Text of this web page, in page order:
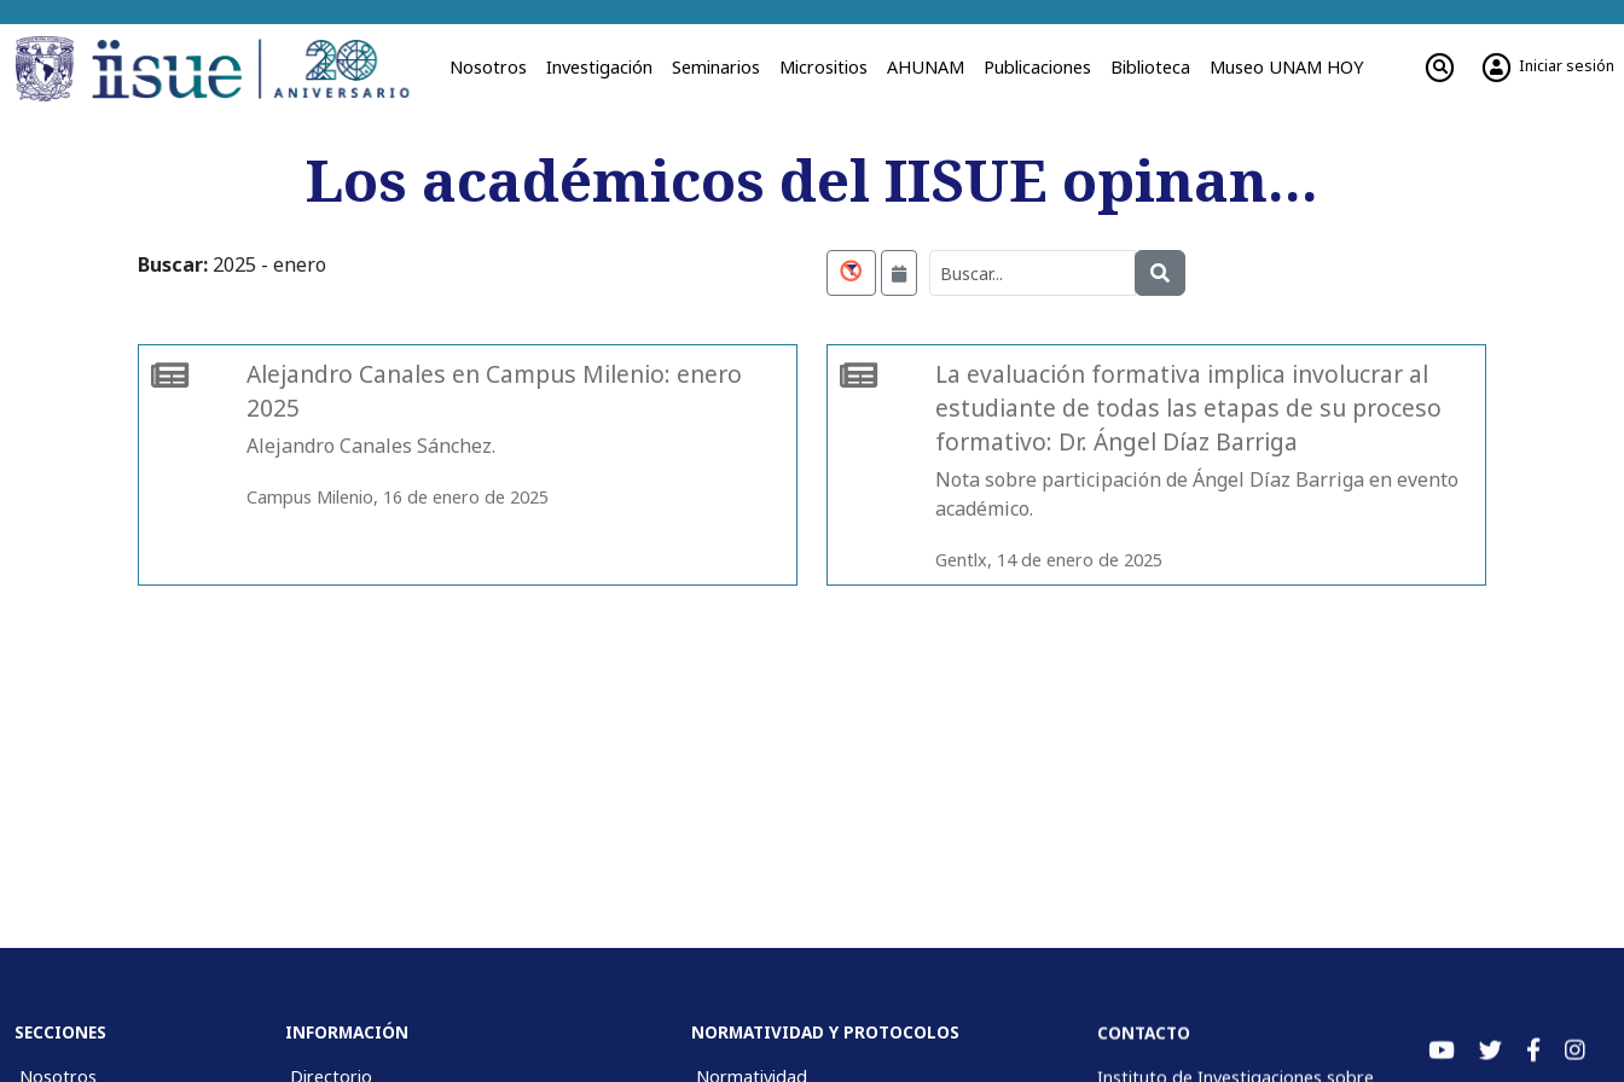
Nosotros Investigación Seminarios Micrositios AHUNAM Publicaciones Biblioteca Museo UNAM HOY Iniciar sesión
Los académicos del IISUE opinan...
Buscar: 2025 - enero
Alejandro Canales en Campus Milenio: enero
2025
Alejandro Canales Sánchez.
Campus Milenio, 16 de enero de 2025
La evaluación formativa implica involucrar al
estudiante de todas las etapas de su proceso
formativo: Dr. Ángel Díaz Barriga
Nota sobre participación de Ángel Díaz Barriga en evento
académico.
Gentlx, 14 de enero de 2025
SECCIONES
Nosotros
INFORMACIÓN
Directorio
NORMATIVIDAD Y PROTOCOLOS
Normatividad
CONTACTO
Instituto de Investigaciones sobre